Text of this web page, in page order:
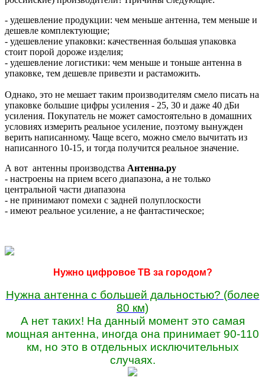
- удешевление продукции: чем меньше антенна, тем меньше и
дешевле комплектующие;
- удешевление упаковки: качественная большая упаковка
стоит порой дороже изделия;
- удешевление логистики: чем меньше и тоньше антенна в
упаковке, тем дешевле привезти и растаможить.
Однако, это не мешает таким производителям смело писать на
упаковке большие цифры усиления - 25, 30 и даже 40 дБи
усиления. Покупатель не может самостоятельно в домашних
условиях измерить реальное усиление, поэтому вынужден
верить написанному. Чаще всего, можно смело вычитать из
написанного 10-15, и тогда получится реальное значение.
А вот антенны производства Антенна.ру
- настроены на прием всего диапазона, а не только
центральной части диапазона
- не принимают помехи с задней полуплоскости
- имеют реальное усиление, а не фантастическое;
Нужно цифровое ТВ за городом?
Нужна антенна с большей дальностью? (более
80 км)
А нет таких! На данный момент это самая
мощная антенна, иногда она принимает 90-110
км, но это в отдельных исключительных
случаях.